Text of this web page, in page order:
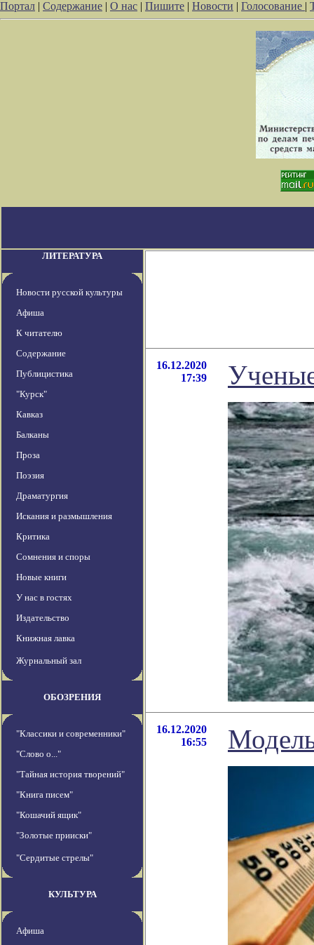
Портал | Содержание | О нас | Пишите | Новости | Голосование |
ЛИТЕРАТУРА
Новости русской культуры
Афиша
К читателю
Содержание
Публицистика
"Курск"
Кавказ
Балканы
Проза
Поэзия
Драматургия
Искания и размышления
Критика
Сомнения и споры
Новые книги
У нас в гостях
Издательство
Книжная лавка
Журнальный зал
ОБОЗРЕНИЯ
"Классики и современники"
"Слово о..."
"Тайная история творений"
"Книга писем"
"Кошачий ящик"
"Золотые прииски"
"Сердитые стрелы"
КУЛЬТУРА
Афиша
16.12.2020
17:39
16.12.2020
16:55